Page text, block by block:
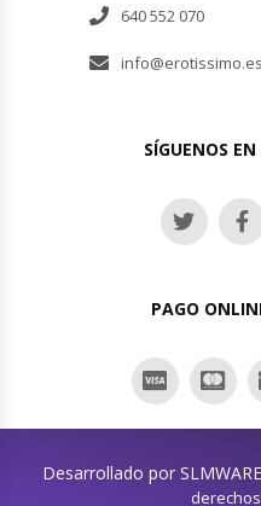
640 552 070
info@erotissimo.es
SÍGUENOS EN
PAGO
Desarrollado por